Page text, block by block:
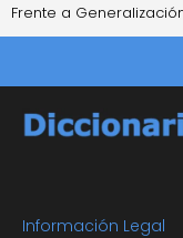
Frente a
Información Legal